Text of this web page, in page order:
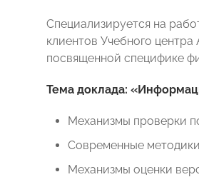
Специализируется на
клиентов Учебного
посвященной специфике
Тема доклада:
Механизмы проверки
Современные
Механизмы оценки